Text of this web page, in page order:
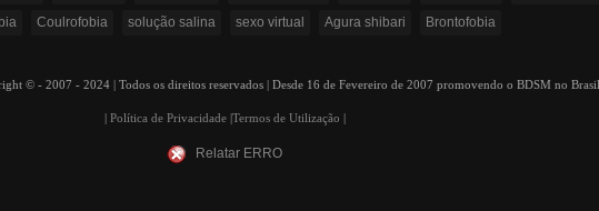
Coulrofobia solução salina sexo virtual Agura shibari Brontofobia
© - 2007 - 2024 | Todos os direitos reservados | Desde 16 de Fevereiro de 2007 promovendo o BDSM no Brasil
Política de Privacidade| Termos de Utilização
Relatar ERRO